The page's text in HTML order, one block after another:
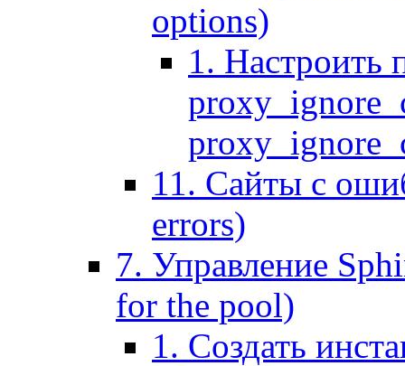
options)
1. Настроить
11. Сайты с
errors)
7. Управление
for the pool)
1. Создать